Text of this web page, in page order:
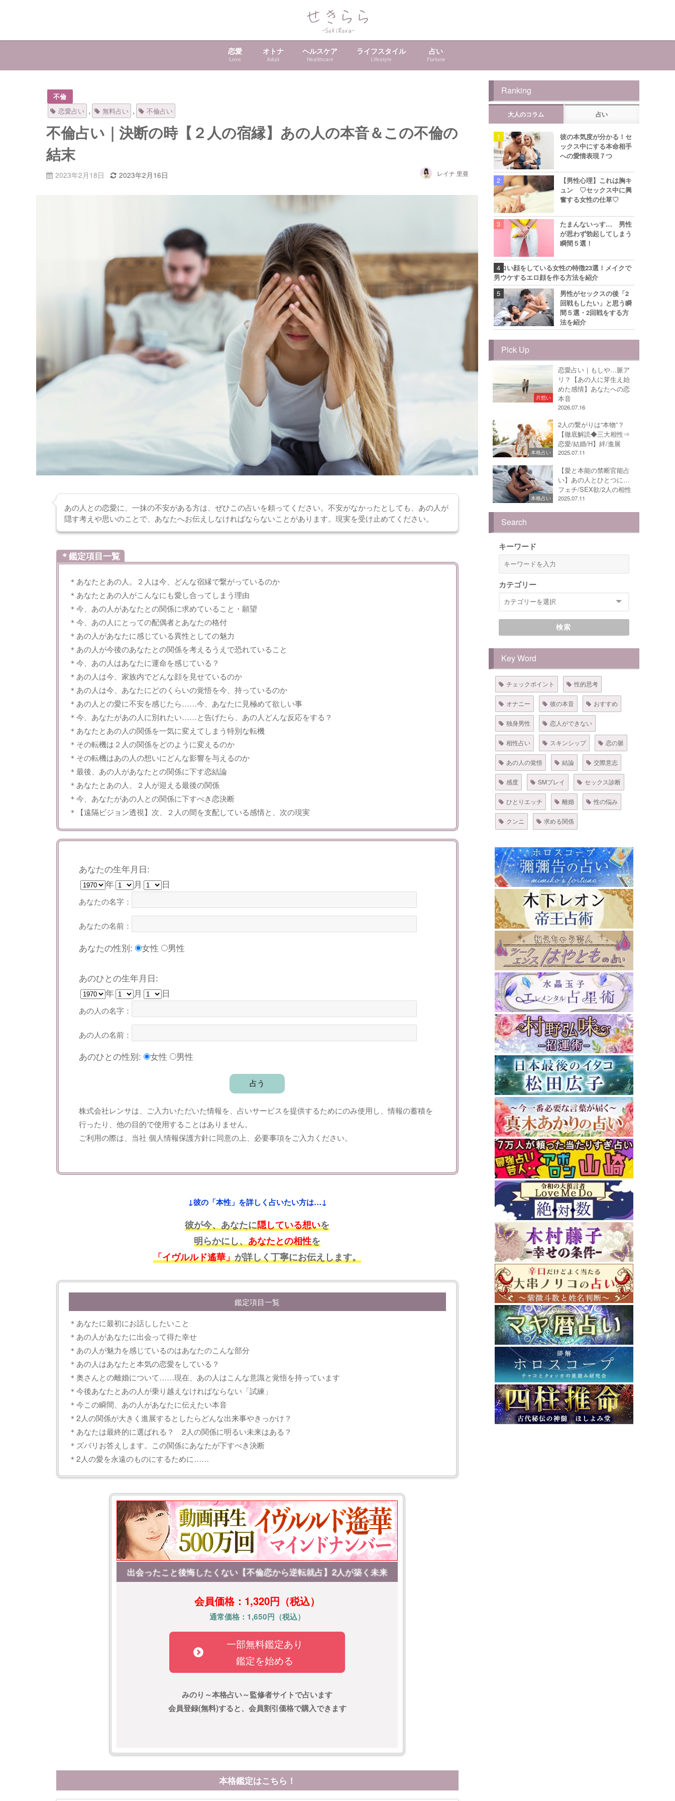
恋愛
Love
オトナ
Adult
ヘルスケア
Healthcare
ライフスタイル
Lifestyle
占い
Fortune
不倫
恋愛占い , 無料占い , 不倫占い
不倫占い｜決断の時【２人の宿縁】あの人の本音＆この不倫の
結末
2023年2月18日 2023年2月16日 レイナ 里亜
あの人との恋愛に、一抹の不安がある方は、ぜひこの占いを頼ってください。不安がなかったとしても、あの人が
隠す考えや思いのことで、あなたへお伝えしなければならないことがあります。現実を受け止めてください。
＊鑑定項目一覧
＊あなたとあの人。２人は今、どんな宿縁で繋がっているのか
＊あなたとあの人がこんなにも愛し合ってしまう理由
＊今、あの人があなたとの関係に求めていること・願望
＊今、あの人にとっての配偶者とあなたの格付
＊あの人があなたに感じている異性としての魅力
＊あの人が今後のあなたとの関係を考えるうえで恐れていること
＊今、あの人はあなたに運命を感じている？
＊あの人は今、家族内でどんな顔を見せているのか
＊あの人は今、あなたにどのくらいの覚悟を今、持っているのか
＊あの人との愛に不安を感じたら……今、あなたに見極めて欲しい事
＊今、あなたがあの人に別れたい……と告げたら、あの人どんな反応をする？
＊あなたとあの人の関係を一気に変えてしまう特別な転機
＊その転機は２人の関係をどのように変えるのか
＊その転機はあの人の想いにどんな影響を与えるのか
＊最後、あの人があなたとの関係に下す恋結論
＊あなたとあの人、２人が迎える最後の関係
＊今、あなたがあの人との関係に下すべき恋決断
＊【遠隔ビジョン透視】次、２人の間を支配している感情と、次の現実
あなたの生年月日:
年
月 日
あなたの名字：
あなたの名前：
あなたの性別: 女性 男性
あのひとの生年月日:
年
月 日
あの人の名字：
あの人の名前：
あのひとの性別: 女性 男性
株式会社レンサは、ご入力いただいた情報を、占いサービスを提供するためにのみ使用し、情報の蓄積を
行ったり、他の目的で使用することはありません。
ご利用の際は、当社 個人情報保護方針に同意の上、必要事項をご入力ください。
↓彼の「本性」を詳しく占いたい方は…↓
彼が今、あなたに隠している想いを
明らかにし、 あなたとの相性を
「イヴルルド遙華」 が詳しく丁寧にお伝えします。
鑑定項目一覧
＊あなたに最初にお話ししたいこと
＊あの人があなたに出会って得た幸せ
＊あの人が魅力を感じているのはあなたのこんな部分
＊あの人はあなたと本気の恋愛をしている？
＊奥さんとの離婚について……現在、あの人はこんな意識と覚悟を持っています
＊今後あなたとあの人が乗り越えなければならない「試練」
＊今この瞬間、あの人があなたに伝えたい本音
＊2人の関係が大きく進展するとしたらどんな出来事やきっかけ？
＊あなたは最終的に選ばれる？ 2人の関係に明るい未来はある？
＊ズバリお答えします。この関係にあなたが下すべき決断
＊2人の愛を永遠のものにするために……
出会ったこと後悔したくない【不倫恋から逆転就占】2人が築く未来
会員価格：1,320円（税込）
通常価格：1,650円（税込）
一部無料鑑定あり
鑑定を始める
みのり～本格占い～監修者サイトで占います
会員登録(無料)すると、会員割引価格で購入できます
本格鑑定はこちら！
Ranking
大人のコラム 占い
彼の本気度が分かる！セ
ックス中にする本命相手
への愛情表現７つ
【男性心理】これは胸キ
ュン ♡セックス中に興
奮する女性の仕草♡
たまんないっす… 男性
が思わず勃起してしまう
瞬間５選！
エロい顔をしている女性の特徴23選！メイクで
男ウケするエロ顔を作る方法を紹介
男性がセックスの後「2
回戦もしたい」と思う瞬
間５選・2回戦をする方
法を紹介
Pick Up
片想い
恋愛占い｜もしや…脈ア
リ？【あの人に芽生え始
めた感情】あなたへの恋
本音
2026.07.16
本格占い
2人の繋がりは“本物”？
【徹底解読◆三大相性⇒
恋愛/結婚/H】絆/進展
2025.07.11
本格占い
【愛と本能の禁断官能占
い】あの人とひとつに…
フェチ/SEX欲/2人の相性
2025.07.11
Search
キーワード
カテゴリー
検索
Key Word
チェックポイント 性的思考
オナニー 彼の本音 おすすめ
独身男性 恋人ができない
相性占い スキンシップ 恋の脈
あの人の覚悟 結論 交際意志
感度 SMプレイ セックス診断
ひとりエッチ 離婚 性の悩み
クンニ 求める関係